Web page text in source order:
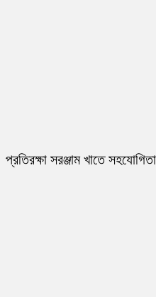
প্রতিরক্ষা সরঞ্জাম খাতে